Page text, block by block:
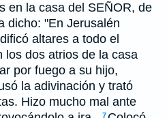
en la casa del SEÑOR, de
dicho: "En Jerusalén
altares a todo el
los dos atrios de la casa
por fuego a su hijo,
la adivinación y trató
Hizo mucho mal ante
7